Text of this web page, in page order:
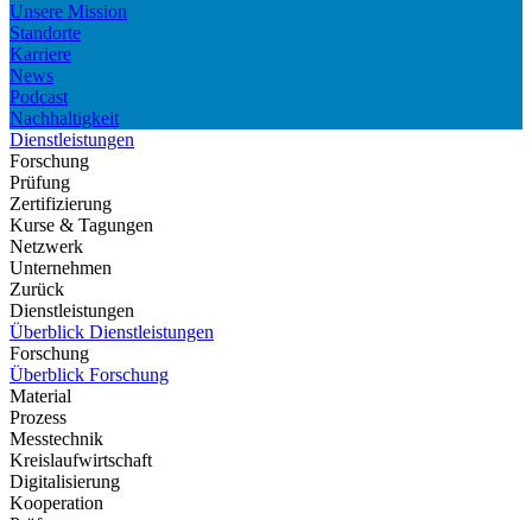
Unsere Mission
Standorte
Karriere
News
Podcast
Nachhaltigkeit
Dienstleistungen
Forschung
Prüfung
Zertifizierung
Kurse & Tagungen
Netzwerk
Unternehmen
Zurück
Dienstleistungen
Überblick Dienstleistungen
Forschung
Überblick Forschung
Material
Prozess
Messtechnik
Kreislaufwirtschaft
Digitalisierung
Kooperation